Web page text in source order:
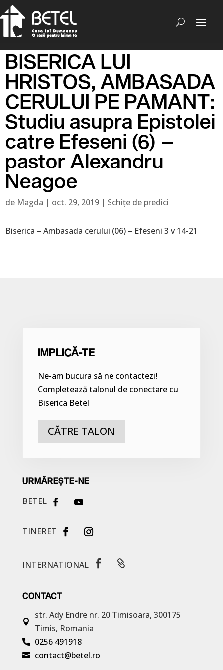
BISERICA LUI
HRISTOS, AMBASADA
CERULUI PE PAMANT:
Studiu asupra Epistolei
catre Efeseni (6) –
pastor Alexandru
Neagoe
de Magda | oct. 29, 2019 | Schițe de predici
Biserica – Ambasada cerului (06) – Efeseni 3 v 14-21
IMPLICĂ-TE
Ne-am bucura să ne contactezi!
Completează talonul de conectare cu
Biserica Betel
CĂTRE TALON
URMĂREȘTE-NE
BETEL
TINERET
INTERNATIONAL  
CONTACT

str. Ady Endre nr. 20 Timisoara, 300175
Timis, Romania
 0256 491918
 contact@betel.ro